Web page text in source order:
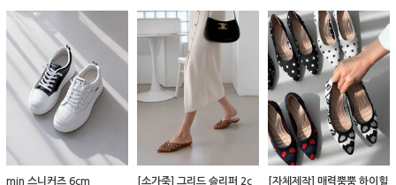
min 스니커즈 6cm
[소가죽] 그리드 슬리퍼 2c
[자체제작] 매력뿜뿜 하이힐